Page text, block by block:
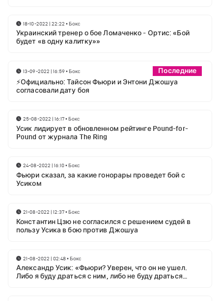
18-10-2022 | 22:22 • Бокс
Украинский тренер о бое Ломаченко - Ортис: «Бой
будет «в одну калитку»»
13-09-2022 | 16:59• Бокс
Последние
⚡Официально: Тайсон Фьюри и Энтони Джошуа
согласовали дату боя
25-08-2022 | 16:17• Бокс
Усик лидирует в обновленном рейтинге Pound-for-
Pound от журнала The Ring
24-08-2022 | 16:10• Бокс
Фьюри сказал, за какие гонорары проведет бой с
Усиком
21-08-2022 | 12:37• Бокс
Константин Цзю не согласился с решением судей в
пользу Усика в бою против Джошуа
21-08-2022 | 02:48• Бокс
Александр Усик: «Фьюри? Уверен, что он не ушел.
Либо я буду драться с ним, либо не буду драться